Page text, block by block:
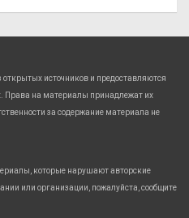
источников и предоставляются
Права на материалы принадлежат их
за содержание материала не
которые нарушают авторские
или организации, пожалуйста, сообщите